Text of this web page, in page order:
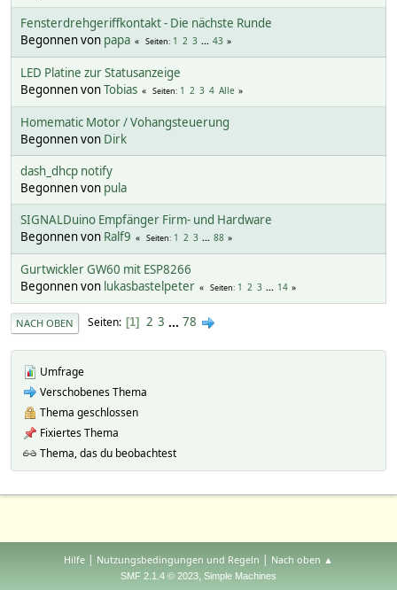
Fensterdrehgeriffkontakt - Die nächste Runde
Begonnen von papa Seiten 1 2 3 ... 43
LED Platine zur Statusanzeige
Begonnen vonTobias Seiten 1 2 3 4 Alle
Homematic Motor / Vohangsteuerung
Begonnen von Dirk
dash_dhcp notify
Begonnen von pula
SIGNALDuino Empfänger Firm- und Hardware
Begonnen von Ralf9 Seiten 1 2 3 ... 88
Gurtwickler GW60 mit ESP8266
Begonnen von lukasbastelpeter Seiten 1 2 3 ... 14
NACH OBEN Seiten 1 2 3 ... 78
Umfrage
Verschobenes Thema
Thema geschlossen
Fixiertes Thema
Thema, das du beobachtest
Hilfe | Nutzungsbedingungen und Regeln | Nach oben ▲
SMF 2.1.4 © 2023, Simple Machines